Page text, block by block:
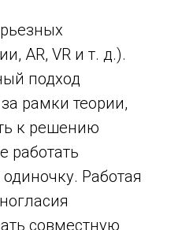
AR, VR и т. д.).
подход
рамки теории,
к решению
работать
Работая
совместную